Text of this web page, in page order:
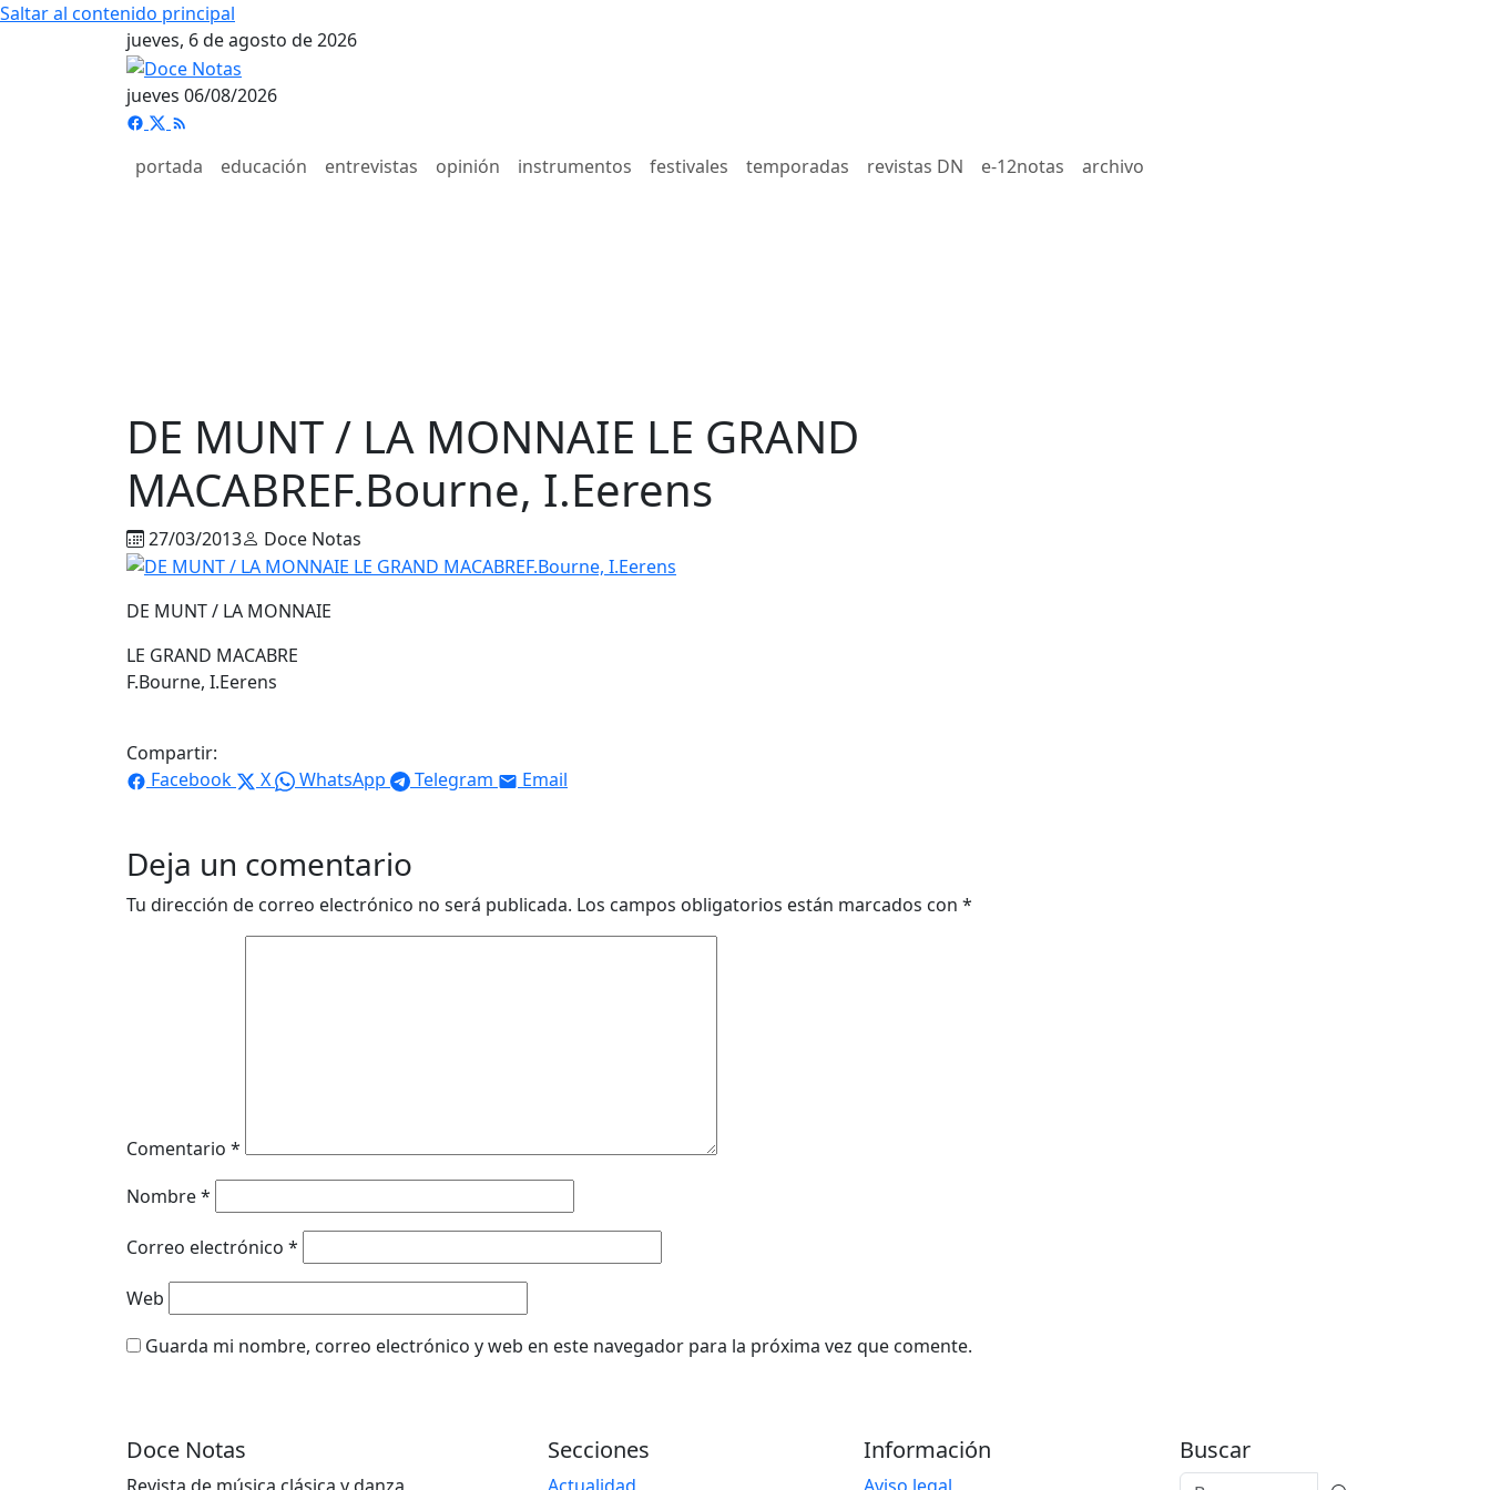
Saltar al contenido principal
jueves, 6 de agosto de 2026
jueves 06/08/2026
portada educación entrevistas opinión instrumentos festivales temporadas revistas DN e-12notas archivo
DE MUNT / LA MONNAIE LE GRAND
MACABREF.Bourne, I.Eerens
27/03/2013 Doce Notas
DE MUNT / LA MONNAIE
LE GRAND MACABRE
F.Bourne, I.Eerens
Compartir:
Facebook
X WhatsApp Telegram Email
Deja un comentario
Tu dirección de correo electrónico no será publicada. Los campos obligatorios están marcados con *
Comentario *
Nombre*
Correo electrónico *
Web
Guarda mi nombre, correo electrónico y web en este navegador para la próxima vez que comente.
Doce Notas Secciones Información Buscar